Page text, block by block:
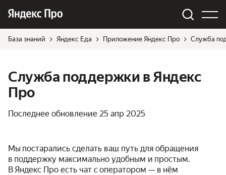
База знаний Яндекс Еда Приложение Яндекс Про Служба
Служба поддержки в Яндекс
Про
Последнее обновление 25 апр 2025
Мы постарались сделать ваш путь для обращения
в поддержку максимально удобным и простым.
В Яндекс Про есть чат с оператором — в нём